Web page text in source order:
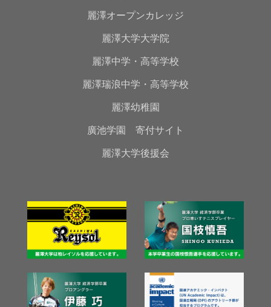
麗澤オープンカレッジ
麗澤大学大学院
麗澤中学・高等学校
麗澤瑞浪中学・高等学校
麗澤幼稚園
廣池学園 寄付サイト
麗澤大学後援会